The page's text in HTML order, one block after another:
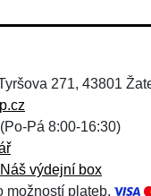
271, 43801
Pá 8:00-16:30)
Náš výdejní box
možností plateb.